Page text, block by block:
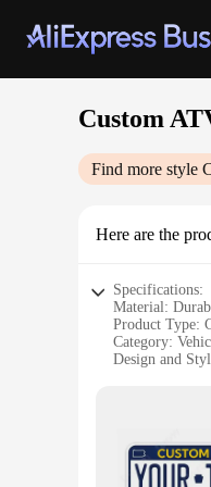
Custom
Find more style
Here are the
Specifications:
Material:
Product Type:
Category:
Design and
Features:
|Wholesale|